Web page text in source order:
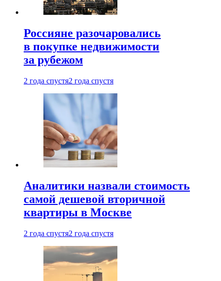
Россияне разочаровались
в покупке недвижимости
за рубежом
2 года спустя2 года спустя
Аналитики назвали стоимость
самой дешевой вторичной
квартиры в Москве
2 года спустя2 года спустя